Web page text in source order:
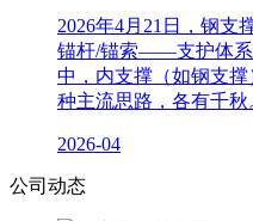
2026年4月21日，钢支
锚杆/锚索——支护体系
中，内支撑（如钢支
种主流思路，各有千秋
2026-04
公司动态